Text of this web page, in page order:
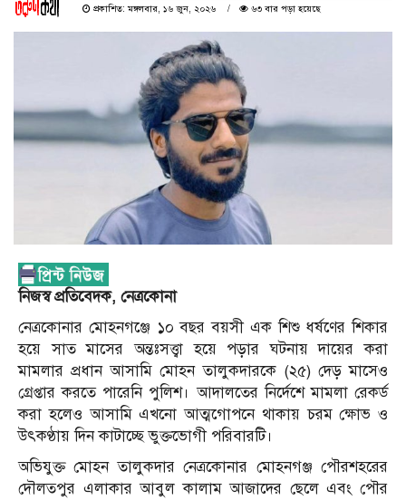
প্রকাশিত: মঙ্গলবার, ১৬ জুন, ২০২৬
৬৩ বার পড়া হয়েছে
নিজস্ব প্রতিবেদক, নেত্রকোনা
নেত্রকোনার মোহনগঞ্জে ১০ বছর বয়সী এক শিশু ধর্ষণের শিকার
হয়ে সাত মাসের অন্তঃসত্ত্বা হয়ে পড়ার ঘটনায় দায়ের করা
মামলার প্রধান আসামি মোহন তালুকদারকে (২৫) দেড় মাসেও
গ্রেপ্তার করতে পারেনি পুলিশ। আদালতের নির্দেশে মামলা রেকর্ড
করা হলেও আসামি এখনো আত্মগোপনে থাকায় চরম ক্ষোভ ও
উৎকণ্ঠায় দিন কাটাচ্ছে ভুক্তভোগী পরিবারটি।
অভিযুক্ত মোহন তালুকদার নেত্রকোনার মোহনগঞ্জ পৌরশহরের
দৌলতপুর এলাকার আবুল কালাম আজাদের ছেলে এবং পৌর